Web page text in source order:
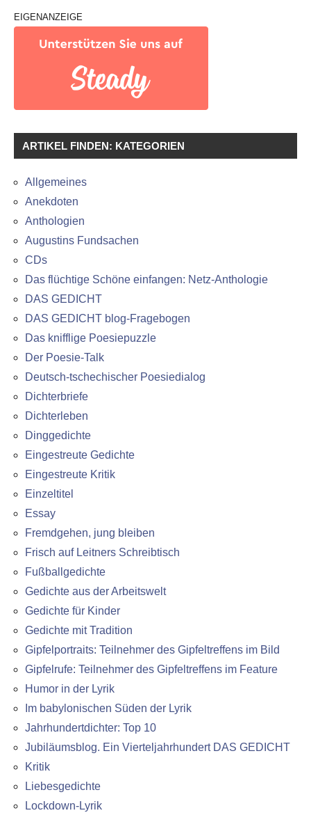
EIGENANZEIGE
ARTIKEL FINDEN: KATEGORIEN
Allgemeines
Anekdoten
Anthologien
Augustins Fundsachen
CDs
Das flüchtige Schöne einfangen: Netz-Anthologie
DAS GEDICHT
DAS GEDICHT blog-Fragebogen
Das knifflige Poesiepuzzle
Der Poesie-Talk
Deutsch-tschechischer Poesiedialog
Dichterbriefe
Dichterleben
Dinggedichte
Eingestreute Gedichte
Eingestreute Kritik
Einzeltitel
Essay
Fremdgehen, jung bleiben
Frisch auf Leitners Schreibtisch
Fußballgedichte
Gedichte aus der Arbeitswelt
Gedichte für Kinder
Gedichte mit Tradition
Gipfelportraits: Teilnehmer des Gipfeltreffens im Bild
Gipfelrufe: Teilnehmer des Gipfeltreffens im Feature
Humor in der Lyrik
Im babylonischen Süden der Lyrik
Jahrhundertdichter: Top 10
Jubiläumsblog. Ein Vierteljahrhundert DAS GEDICHT
Kritik
Liebesgedichte
Lockdown-Lyrik